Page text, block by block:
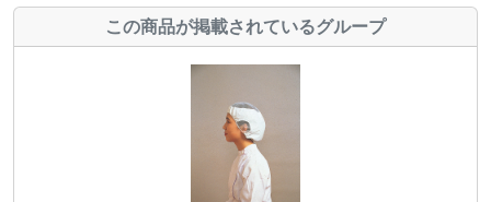
この商品が掲載されているグループ